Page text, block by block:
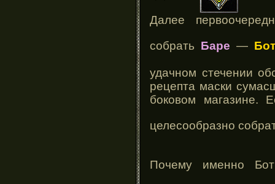
Далее
собрать Баре —
удачном стечении
рецепта маски
боковом магазине.
целесообразно
Почему именно